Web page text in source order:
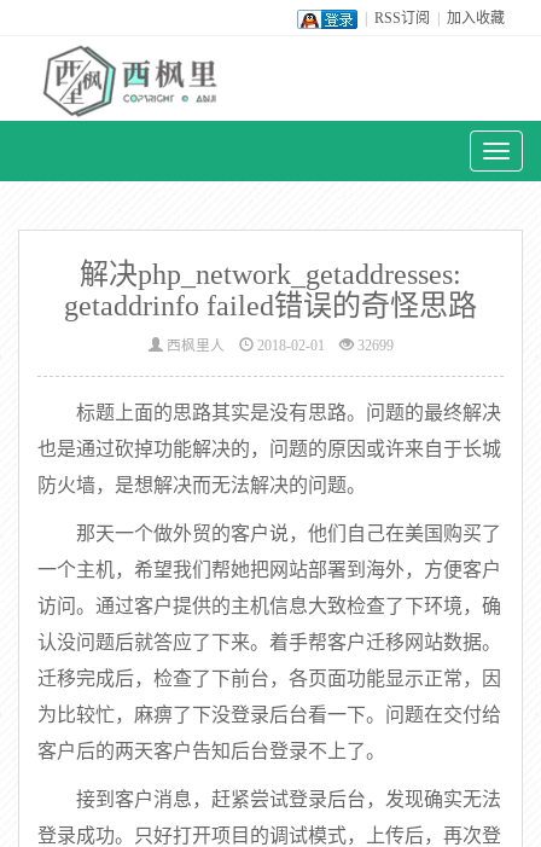
RSS订阅 加入收藏
Toggle
解决php_network_getaddresses:
getaddrinfo failed错误的奇怪思路
西枫里人 2018-02-01 32699
标题上面的思路其实是没有思路。问题的最终解决
也是通过砍掉功能解决的，问题的原因或许来自于长城
防火墙，是想解决而无法解决的问题。
那天一个做外贸的客户说，他们自己在美国购买了
一个主机，希望我们帮她把网站部署到海外，方便客户
访问。通过客户提供的主机信息大致检查了下环境，确
认没问题后就答应了下来。着手帮客户迁移网站数据。
迁移完成后，检查了下前台，各页面功能显示正常，因
为比较忙，麻痹了下没登录后台看一下。问题在交付给
客户后的两天客户告知后台登录不上了。
接到客户消息，赶紧尝试登录后台，发现确实无法
登录成功。只好打开项目的调试模式，上传后，再次登